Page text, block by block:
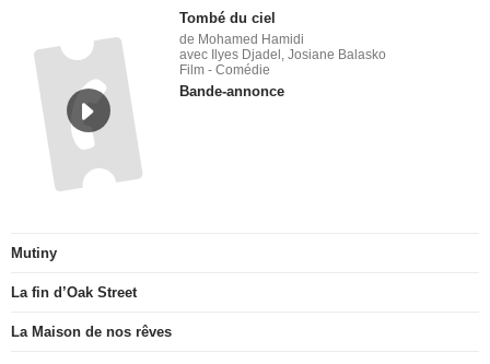
Tombé du ciel
de Mohamed Hamidi
avec Ilyes Djadel, Josiane Balasko
Film - Comédie
Bande-annonce
Mutiny
La fin d’Oak Street
La Maison de nos rêves